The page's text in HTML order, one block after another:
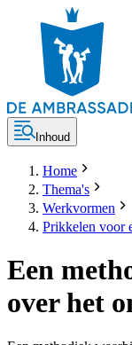
Inhoud
Home
Thema's
Werkvormen
Prikkelen voor
Een
over het